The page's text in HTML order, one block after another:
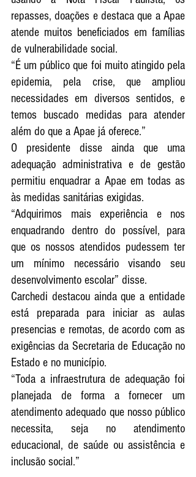
repasses, doações e destaca que a Apae
atende muitos beneficiados em famílias
de vulnerabilidade social.
“É um público que foi muito atingido pela
epidemia, pela crise, que ampliou
necessidades em diversos sentidos, e
temos buscado medidas para atender
além do que a Apae já oferece.”
O presidente disse ainda que uma
adequação administrativa e de gestão
permitiu enquadrar a Apae em todas as
às medidas sanitárias exigidas.
“Adquirimos mais experiência e nos
enquadrando dentro do possível, para
que os nossos atendidos pudessem ter
um mínimo necessário visando seu
desenvolvimento escolar” disse.
Carchedi destacou ainda que a entidade
está preparada para iniciar as aulas
presencias e remotas, de acordo com as
exigências da Secretaria de Educação no
Estado e no município.
“Toda a infraestrutura de adequação foi
planejada de forma a fornecer um
atendimento adequado que nosso público
necessita, seja no atendimento
educacional, de saúde ou assistência e
inclusão social.”